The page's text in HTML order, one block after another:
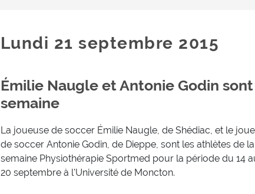
Lundi 21septembre 2015
Émilie Naugle et Antonie Godin
semaine
La joueuse de soccer Émilie Naugle, de Shédiac, et le
de soccer Antonie Godin, de Dieppe, sont les athlètes de la
semaine Physiothérapie Sportmed pour la période du 14
20 septembre à l'Université de Moncton.